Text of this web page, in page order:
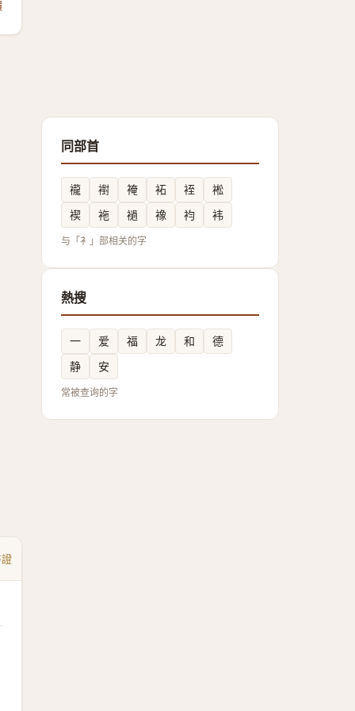
同部首
襱 襨 裺 袥 䘭
䘴
褉
袘 䙤 襐 袀 袆
与「衤」部相关的字
熱搜
一 爱 福 龙 和
德
静
安
常被查询的字